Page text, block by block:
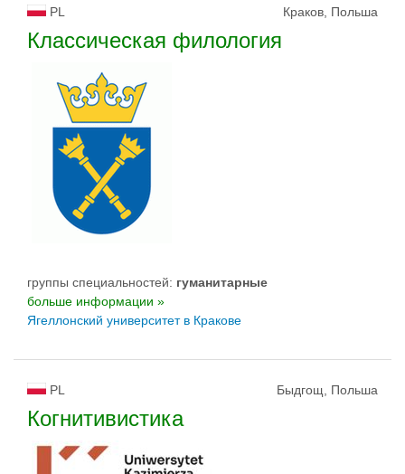
PL Краков, Польша
Классическая филология
группы специальностей: гуманитарные
больше информации »
Ягеллонский университет в Кракове
PL Быдгощ, Польша
Когнитивистика